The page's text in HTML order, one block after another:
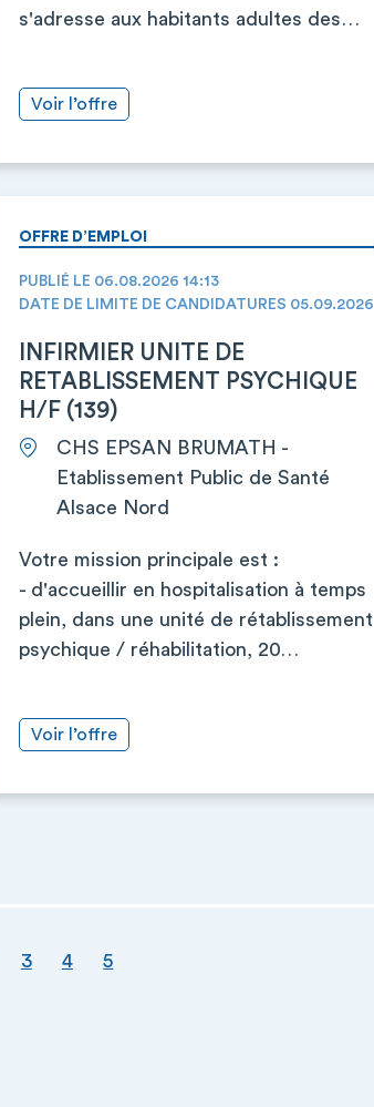
s'adresse aux habitants adultes des…
Voir l’offre
OFFRE D’EMPLOI
PUBLIÉ LE 06.08.2026 14:13
DATE DE LIMITE DE CANDIDATURES 05.09.2026
INFIRMIER UNITE DE
RETABLISSEMENT PSYCHIQUE
H/F (139)
CHS EPSAN BRUMATH -
Etablissement Public de Santé
Alsace Nord
Votre mission principale est :
- d'accueillir en hospitalisation à temps
plein, dans une unité de rétablissement
psychique / réhabilitation, 20…
Voir l’offre
Page
3 Page
4 Page
5